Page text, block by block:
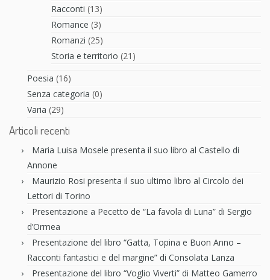
Racconti (13)
Romance (3)
Romanzi (25)
Storia e territorio (21)
Poesia (16)
Senza categoria (0)
Varia (29)
Articoli recenti
Maria Luisa Mosele presenta il suo libro al Castello di
Annone
Maurizio Rosi presenta il suo ultimo libro al Circolo dei
Lettori di Torino
Presentazione a Pecetto de “La favola di Luna” di Sergio
d’Ormea
Presentazione del libro “Gatta, Topina e Buon Anno –
Racconti fantastici e del margine” di Consolata Lanza
Presentazione del libro “Voglio Viverti” di Matteo Gamerro